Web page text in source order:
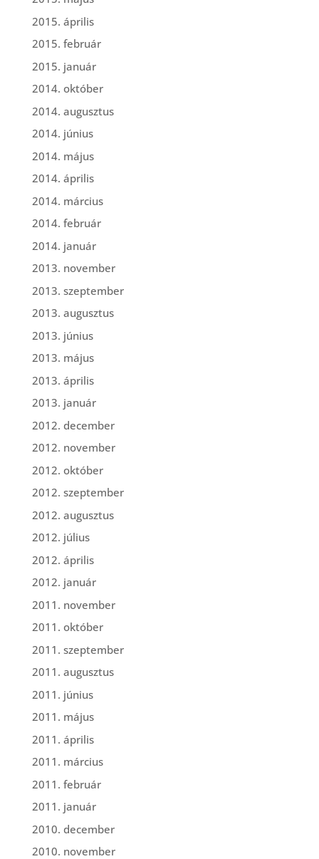
2015. április
2015. február
2015. január
2014. október
2014. augusztus
2014. június
2014. május
2014. április
2014. március
2014. február
2014. január
2013. november
2013. szeptember
2013. augusztus
2013. június
2013. május
2013. április
2013. január
2012. december
2012. november
2012. október
2012. szeptember
2012. augusztus
2012. július
2012. április
2012. január
2011. november
2011. október
2011. szeptember
2011. augusztus
2011. június
2011. május
2011. április
2011. március
2011. február
2011. január
2010. december
2010. november